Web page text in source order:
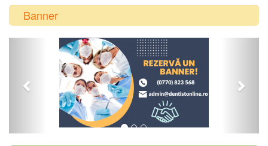
Banner
Previous